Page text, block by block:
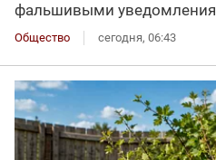
фальшивыми
Общество сегодня, 06:43